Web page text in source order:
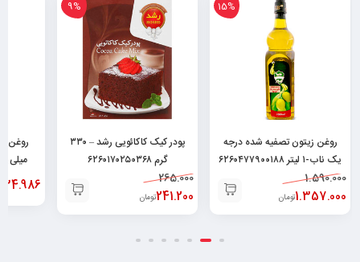
15%
روغن زیتون تصفیه شده درجه
یک ناب-۱ لیتر ۶۲۶۰۴۷۷۹۰۰۱۸۸
1.590.000
1.357.000تومان
9%
پودر کیک کاکائویی رشد – ۳۳۰
گرم ۶۲۶۰۱۷۰۲۵۰۳۶۸
265.000
241.200تومان
میلی لیتر